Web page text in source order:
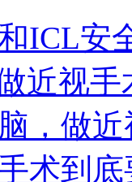
ICL安
近视
，做
术到